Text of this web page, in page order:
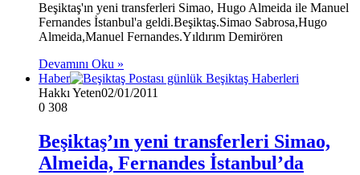
Beşiktaş'ın yeni transferleri Simao, Hugo Almeida ile Manuel
Fernandes İstanbul'a geldi.Beşiktaş.Simao Sabrosa,Hugo
Almeida,Manuel Fernandes.Yıldırım Demirören
Devamını Oku »
Haber
Hakkı Yeten02/01/2011
0 308
Beşiktaş’ın yeni transferleri Simao,
Almeida, Fernandes İstanbul’da